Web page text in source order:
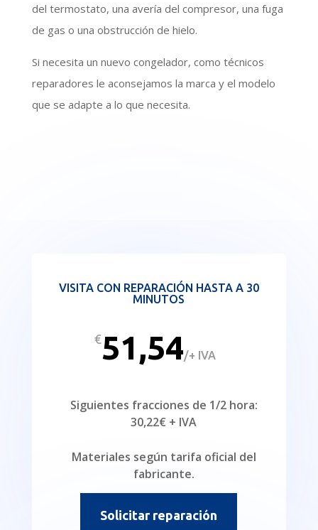
del termostato, una avería del compresor, una fuga
de gas o una obstrucción de hielo.
Si necesita un nuevo congelador, como técnicos
reparadores le aconsejamos la marca y el modelo
que se adapte a lo que necesita.
VISITA CON REPARACIÓN HASTA A 30
MINUTOS
€51,54/+ IVA
Siguientes fracciones de 1/2 hora:
30,22€ + IVA
Materiales según tarifa oficial del
fabricante.
Solicitar reparación